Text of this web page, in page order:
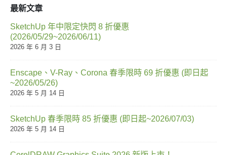
最新文章
SketchUp 年中限定快閃 8 折優惠
(2026/05/29~2026/06/11)
2026 年 6 月 3 日
Enscape、V-Ray、Corona 春季限時 69 折優惠 (即日起
~2026/05/26)
2026 年 5 月 14 日
SketchUp 春季限時 85 折優惠 (即日起~2026/07/03)
2026 年 5 月 14 日